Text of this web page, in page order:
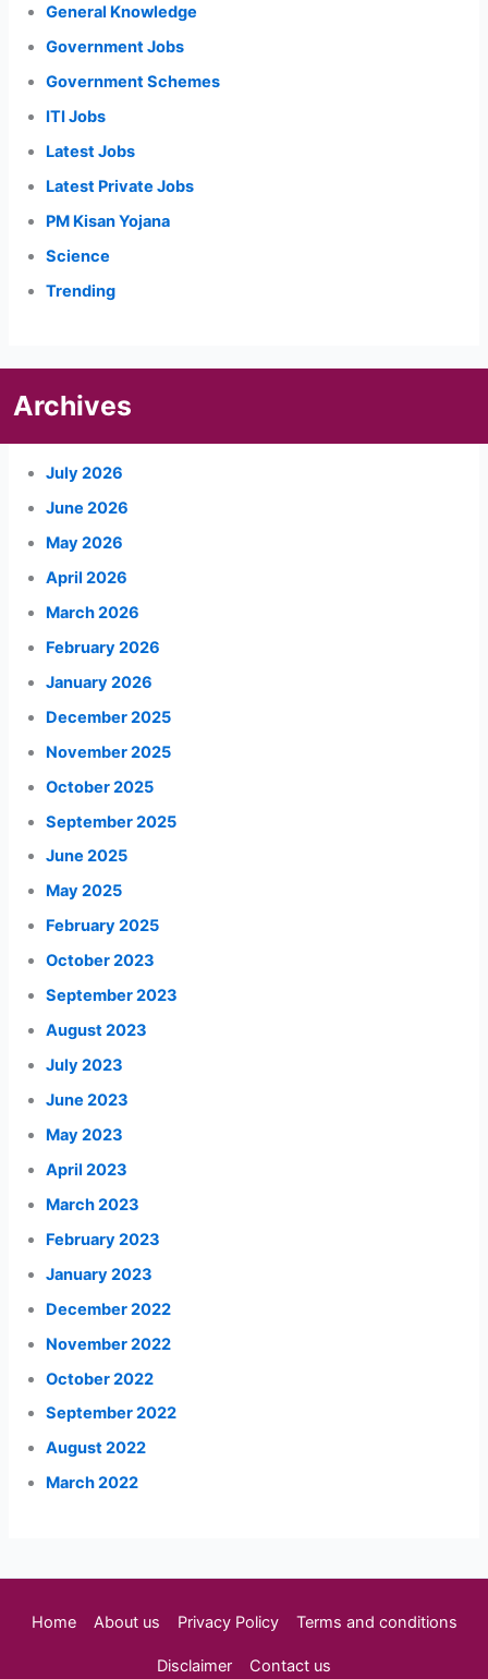
General Knowledge
Government Jobs
Government Schemes
ITI Jobs
Latest Jobs
Latest Private Jobs
PM Kisan Yojana
Science
Trending
Archives
July 2026
June 2026
May 2026
April 2026
March 2026
February 2026
January 2026
December 2025
November 2025
October 2025
September 2025
June 2025
May 2025
February 2025
October 2023
September 2023
August 2023
July 2023
June 2023
May 2023
April 2023
March 2023
February 2023
January 2023
December 2022
November 2022
October 2022
September 2022
August 2022
March 2022
Home About us Privacy Policy Terms and conditions
Disclaimer Contact us